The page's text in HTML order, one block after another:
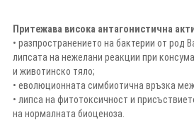
Притежава висока антагонистична
• разпространението на бактерии от род
липсата на нежелани реакции при
и животинско тяло;
• еволюционната симбиотична връзка
• липса на фитотоксичност и
на нормалната биоценоза.